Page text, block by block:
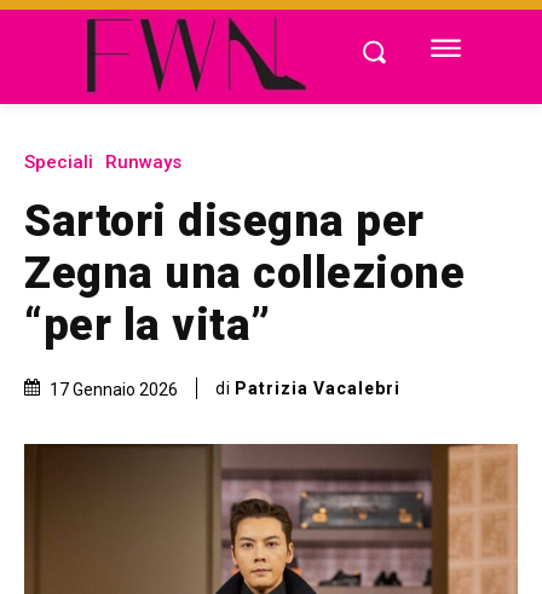
Speciali Runways
Sartori disegna per
Zegna una collezione
“per la vita”
17 Gennaio 2026 di Patrizia Vacalebri